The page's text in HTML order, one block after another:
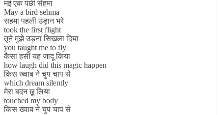
मई एक पंछी सेहमा
May a bird sehma
सहमा पहली उड़ान भरे
took the first flight
तूने मुझे उड़ना सिखला दिया
you taught me to fly
कैसा हसीं यह जादू किया
how laugh did this magic happen
किस ख्वाब ने चुप चाप से
which dream silently
मेरा बदन छू लिया
touched my body
किस ख्वाब ने चुप चाप से